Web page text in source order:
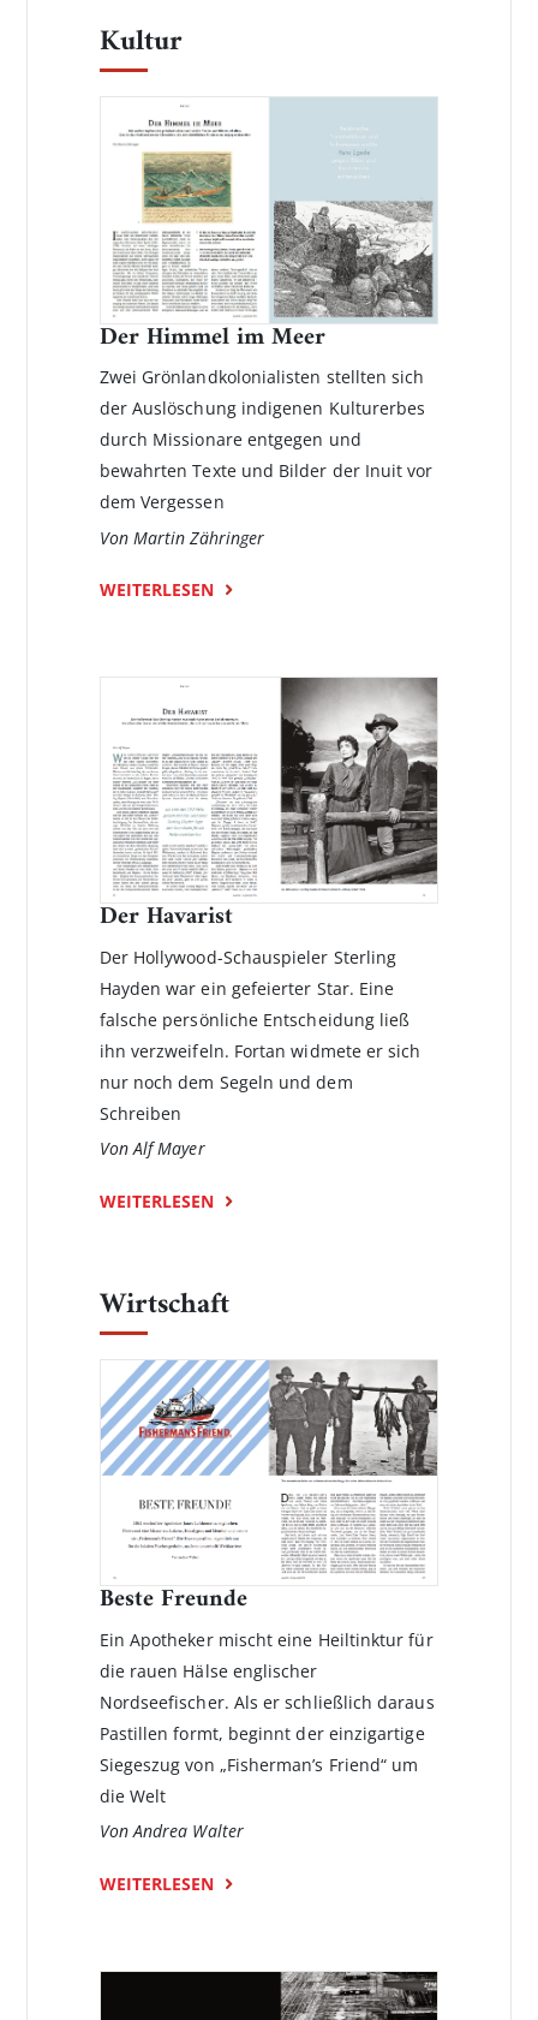
Kultur
Der Himmel im Meer
Zwei Grönlandkolonialisten stellten sich
der Auslöschung indigenen Kulturerbes
durch Missionare entgegen und
bewahrten Texte und Bilder der Inuit vor
dem Vergessen
Von Martin Zähringer
WEITERLESEN
Der Havarist
Der Hollywood-Schauspieler Sterling
Hayden war ein gefeierter Star. Eine
falsche persönliche Entscheidung ließ
ihn verzweifeln. Fortan widmete er sich
nur noch dem Segeln und dem
Schreiben
Von Alf Mayer
WEITERLESEN
Wirtschaft
Beste Freunde
Ein Apotheker mischt eine Heiltinktur für
die rauen Hälse englischer
Nordseefischer. Als er schließlich daraus
Pastillen formt, beginnt der einzigartige
Siegeszug von „Fisherman’s Friend“ um
die Welt
Von Andrea Walter
WEITERLESEN